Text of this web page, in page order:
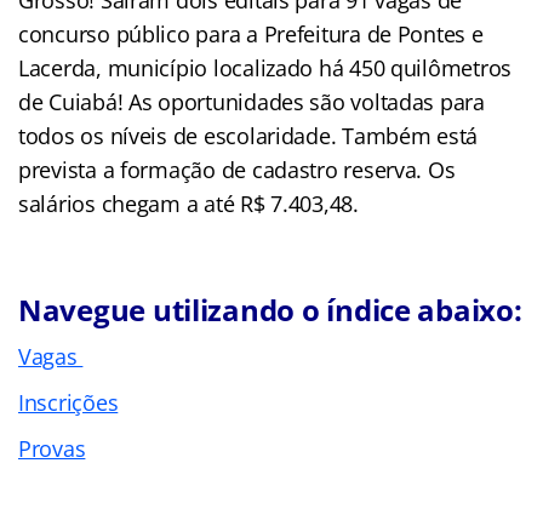
concurso público para a Prefeitura de Pontes e
Lacerda, município localizado há 450 quilômetros
de Cuiabá! As oportunidades são voltadas para
todos os níveis de escolaridade. Também está
prevista a formação de cadastro reserva. Os
salários chegam a até R$ 7.403,48.
Navegue utilizando o índice abaixo:
Vagas
Inscrições
Provas